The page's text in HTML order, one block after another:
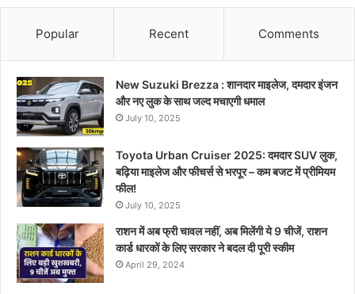
Popular Recent Comments
New Suzuki Brezza : शानदार माइलेज, दमदार इंजन
और नए लुक के साथ जल्द मचाएगी धमाल
July 10, 2025
Toyota Urban Cruiser 2025: दमदार SUV लुक,
बढ़िया माइलेज और फीचर्स से भरपूर – कम बजट में प्रीमियम
फील!
July 10, 2025
राशन में अब फ्री चावल नहीं, अब मिलेंगी ये 9 चीजें, राशन
कार्ड धारकों के लिए सरकार ने बदल दी पूरी स्कीम
April 29, 2024